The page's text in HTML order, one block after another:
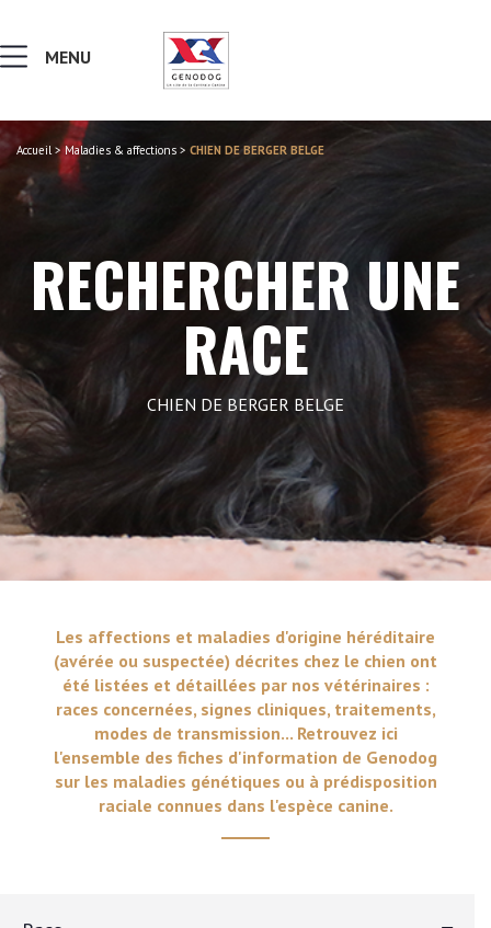
MALADIES & AFFECTIONS
NOTIONS DE GÉNÉTIQUE
RECHERCHER UNE RACE
LEXIQUE
VERS LE SITE SCC.ASSO.FR
MENU
Accueil>Maladies & affections > CHIEN DE BERGER BELGE
RECHERCHER UNE
RACE
CHIEN DE BERGER BELGE
Les affections et maladies d'origine héréditaire
(avérée ou suspectée) décrites chez le chien ont
été listées et détaillées par nos vétérinaires :
races concernées, signes cliniques, traitements,
modes de transmission... Retrouvez ici
l'ensemble des fiches d'information de Genodog
sur les maladies génétiques ou à prédisposition
raciale connues dans l'espèce canine.